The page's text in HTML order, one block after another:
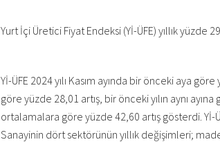
Yurt İçi Üretici Fiyat Endeksi (Yİ-ÜFE) yıllık yüzde
Yİ-ÜFE 2024 yılı Kasım ayında bir önceki aya
göre yüzde 28,01 artış, bir önceki yılın aynı
ortalamalara göre yüzde 42,60 artış gösterdi. Yİ-
Sanayinin dört sektörünün yıllık değişimleri;